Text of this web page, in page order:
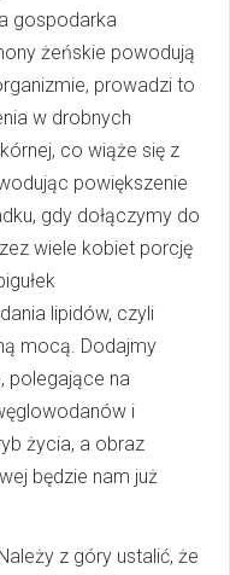
gospodarka
żeńskie powodują
prowadzi to
w drobnych
co wiąże się z
powiększenie
gdy dołączymy do
wiele kobiet porcję
lipidów, czyli
mocą. Dodajmy
polegające na
i
życia, a obraz
będzie nam już
z góry ustalić, że